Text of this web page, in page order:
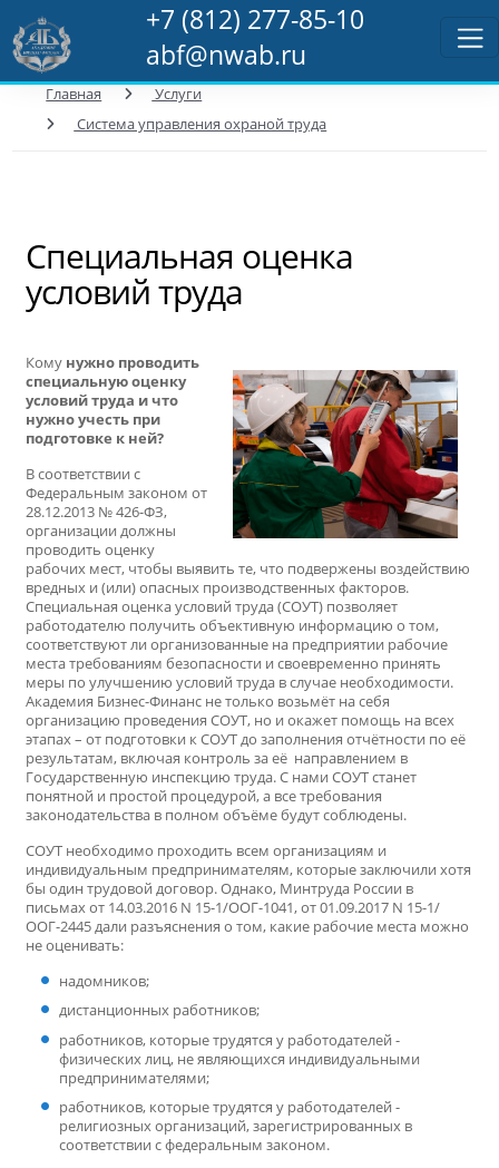
+7 (812) 277-85-10
abf@nwab.ru
Главная
Услуги
Система управления охраной труда
Специальная оценка
условий труда
Кому нужно проводить
специальную оценку
условий труда и что
нужно учесть при
подготовке к ней?
В соответствии с
Федеральным законом от
28.12.2013 № 426-ФЗ,
организации должны
проводить оценку
рабочих мест, чтобы выявить те, что подвержены воздействию
вредных и (или) опасных производственных факторов.
Специальная оценка условий труда (СОУТ) позволяет
работодателю получить объективную информацию о том,
соответствуют ли организованные на предприятии рабочие
места требованиям безопасности и своевременно принять
меры по улучшению условий труда в случае необходимости.
Академия Бизнес-Финанс не только возьмёт на себя
организацию проведения СОУТ, но и окажет помощь на всех
этапах – от подготовки к СОУТ до заполнения отчётности по её
результатам, включая контроль за её направлением в
Государственную инспекцию труда. С нами СОУТ станет
понятной и простой процедурой, а все требования
законодательства в полном объёме будут соблюдены.
СОУТ необходимо проходить всем организациям и
индивидуальным предпринимателям, которые заключили хотя
бы один трудовой договор. Однако, Минтруда России в
письмах от 14.03.2016 N 15-1/ООГ-1041, от 01.09.2017 N 15-1/
ООГ-2445 дали разъяснения о том, какие рабочие места можно
не оценивать:
надомников;
дистанционных работников;
работников, которые трудятся у работодателей -
физических лиц, не являющихся индивидуальными
предпринимателями;
работников, которые трудятся у работодателей -
религиозных организаций, зарегистрированных в
соответствии с федеральным законом.